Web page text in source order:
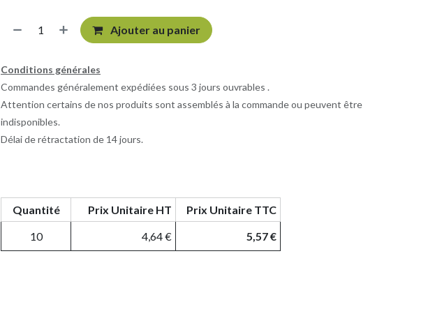
Ajouter au panier
Conditions générales
Commandes généralement expédiées sous 3 jours ouvrables .
Attention certains de nos produits sont assemblés à la commande ou peuvent être
indisponibles.
Délai de rétractation de 14 jours.
Quantité Prix Unitaire HT
Prix Unitaire TTC
10
4,64€ 5,57€